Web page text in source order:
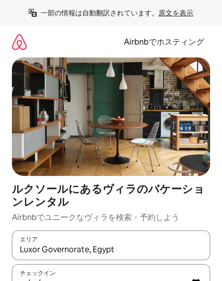
一部の情報は自動翻訳されています。 原文を表示
Airbnbでホスティング
ルクソールにあるヴィラのバケーショ
ンレンタル
Airbnbでユニークなヴィラを検索・予約しよう
エリア
検索結果が表示されたら、上下の矢印キーを使って移動するか
チェックイン